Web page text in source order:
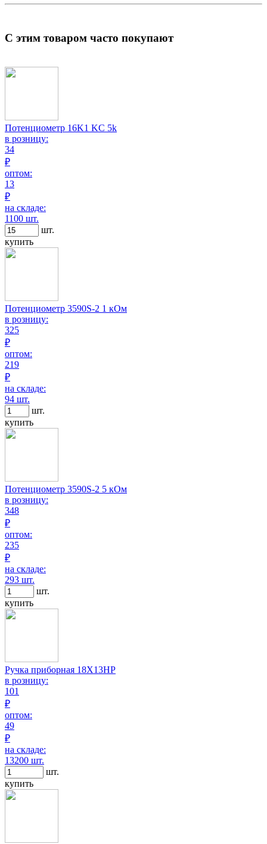
С этим товаром часто покупают
Потенциометр 16K1 KC 5k
в розницу:
34
₽
оптом:
13
₽
на складе:
1100 шт.
шт.
купить
Потенциометр 3590S-2 1 кОм
в розницу:
325
₽
оптом:
219
₽
на складе:
94 шт.
шт.
купить
Потенциометр 3590S-2 5 кОм
в розницу:
348
₽
оптом:
235
₽
на складе:
293 шт.
шт.
купить
Ручка приборная 18X13HP
в розницу:
101
₽
оптом:
49
₽
на складе:
13200 шт.
шт.
купить